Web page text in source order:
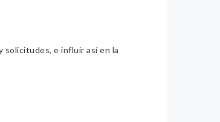
solicitudes, e influir así en la